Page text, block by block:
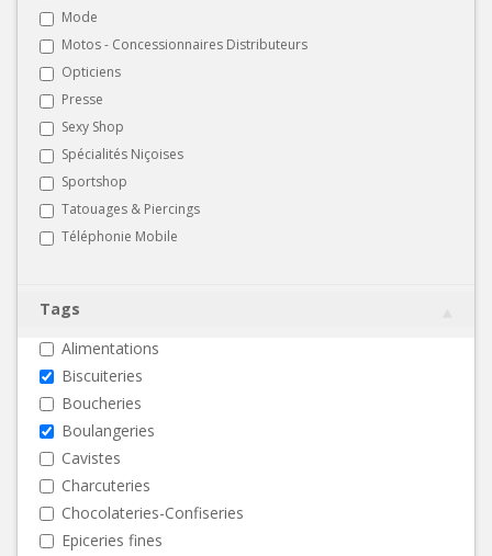
Mode
Motos - Concessionnaires Distributeurs
Opticiens
Presse
Sexy Shop
Spécialités Niçoises
Sportshop
Tatouages & Piercings
Téléphonie Mobile
Tags
Alimentations
Biscuiteries
Boucheries
Boulangeries
Cavistes
Charcuteries
Chocolateries-Confiseries
Epiceries fines